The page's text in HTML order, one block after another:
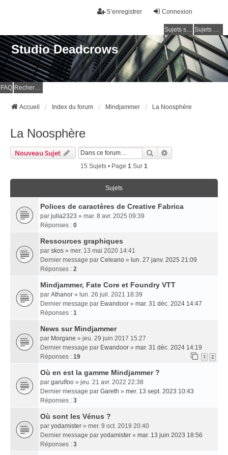
Connexion
S’enregistrer
Sujets sans réponse Sujets actifs
Studio Deadcrows
FAQ Rechercher
Accueil Index du forum Mindjammer La Noosphère
La Noosphère
Nouveau Sujet Rechercher
15 Sujets • Page 1 Sur 1
Sujets
Polices de caractères de Creative Fabrica
par julia2323 » mar. 8 avr. 2025 09:39
Réponses : 0
Ressources graphiques
par skos » mer. 13 mai 2020 14:41
Dernier message par Celeano » lun. 27 janv. 2025 21:09
Réponses : 2
Mindjammer, Fate Core et Foundry VTT
par Athanor » lun. 26 juil. 2021 18:39
Dernier message par Ewandoor » mar. 31 déc. 2024 14:47
Réponses : 1
News sur Mindjammer
par Morgane » jeu. 29 juin 2017 15:27
Dernier message par Ewandoor » mar. 31 déc. 2024 14:19
Réponses : 19 1 2
Où en est la gamme Mindjammer ?
par garulfoo » jeu. 21 avr. 2022 22:38
Dernier message par Gareth » mer. 13 sept. 2023 10:43
Réponses : 3
Où sont les Vénus ?
par yodamister » mer. 9 oct. 2019 20:40
Dernier message par yodamister » mar. 13 juin 2023 18:56
Réponses : 3